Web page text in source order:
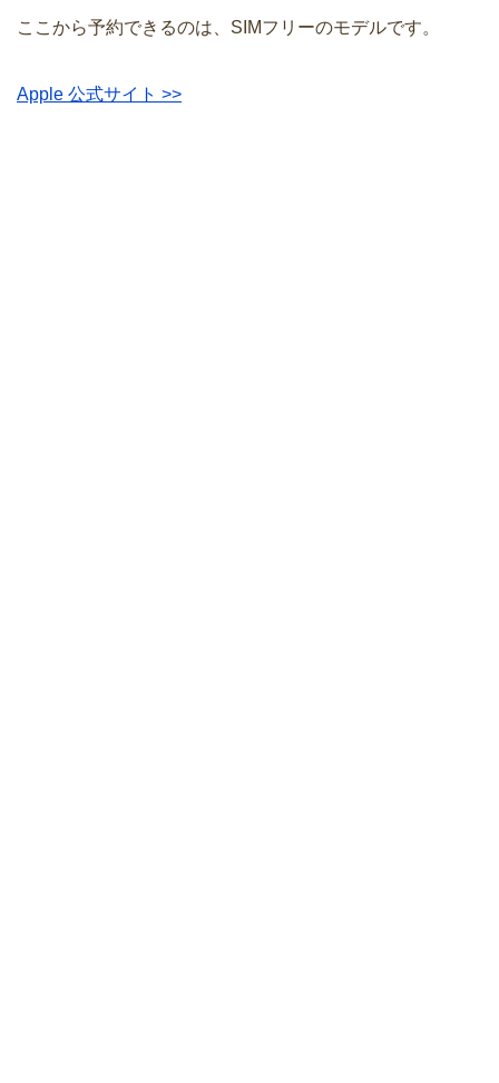
ここから予約できるのは、SIMフリーのモデルです。
Apple 公式サイト >>